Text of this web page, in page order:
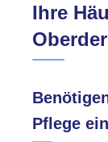
Ihre
Pflege